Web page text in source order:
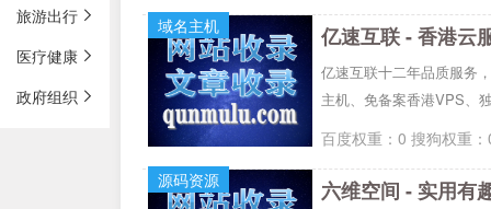
旅游出行
医疗健康
政府组织
域名主机
亿速互联 - 香港云
亿速互联十二年品质服务
主机、免备案香港VPS、
百度权重：0 搜狗权重
源码资源
六维空间 - 实用有